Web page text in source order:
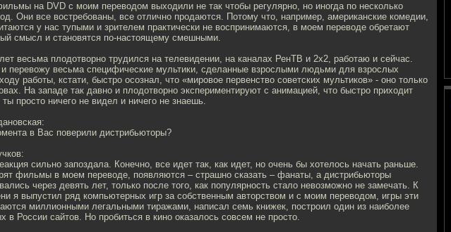
на DVD с моим переводом выходили не так чтобы регулярно, но иногда по несколько
Они все востребованы, все отлично продаются. Потому что, например, американские комедии,
у нас тупыми и зрителем практически не воспринимаются, в моем переводе обретают
смысл и становятся по-настоящему смешными.
весьма плодотворно трудился на телевидении, на каналах РенТВ и 2х2, работаю и сейчас.
перевожу весьма специфические мультики, сделанные взрослыми людьми для взрослых
работы, кстати, быстро осознал, что «мировое первенство советских мультиков» - оно только
На западе так давно и плодотворно экспериментируют с анимацией, что быстро приходит
просто ничего не видел и ничего не знаешь.
в Вас поверили дистрибьюторы?
сильно запоздала. Конечно, все идет так, как идет, но очень бы хотелось начать раньше.
фильмы в моем переводе, появляются – страшно сказать – фанаты, а дистрибьюторы
через девять лет, только после того, как популярность стало невозможно не замечать. К
я выпустил ряд компьютерных игр за собственным авторством и с моим переводом, игры эти
миллионными легальными тиражами, написал семь книжек, построил один из наиболее
в России сайтов. Но пробиться в кино оказалось совсем не просто.